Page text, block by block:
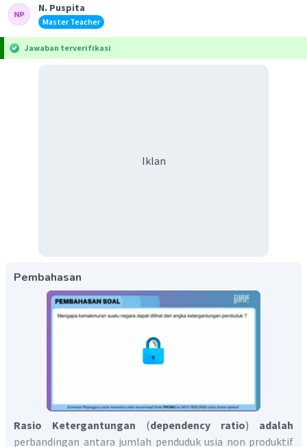
N. Puspita
Master Teacher
Jawaban terverifikasi
Iklan
Pembahasan
Rasio Ketergantungan (dependency ratio) adalah
perbandingan antara jumlah penduduk usia non produktif